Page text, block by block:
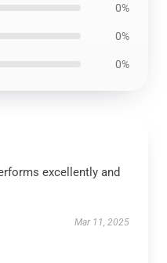
0%
0%
0%
excellently and
Mar 11, 2025